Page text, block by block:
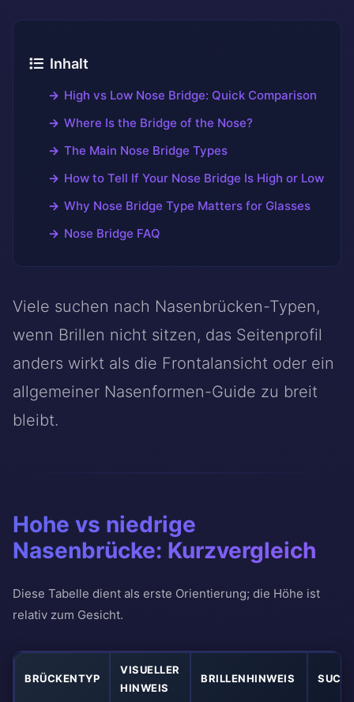
Inhalt
High vs Low Nose Bridge: Quick Comparison
Where Is the Bridge of the Nose?
The Main Nose Bridge Types
How to Tell If Your Nose Bridge Is High or Low
Why Nose Bridge Type Matters for Glasses
Nose Bridge FAQ
Viele suchen nach Nasenbrücken-Typen,
wenn Brillen nicht sitzen, das Seitenprofil
anders wirkt als die Frontalansicht oder ein
allgemeiner Nasenformen-Guide zu breit
bleibt.
Hohe vs niedrige
Nasenbrücke: Kurzvergleich
Diese Tabelle dient als erste Orientierung; die Höhe ist
relativ zum Gesicht.
BRÜCKENTYP
VISUELLER
HINWEIS
BRILLENHINWEIS